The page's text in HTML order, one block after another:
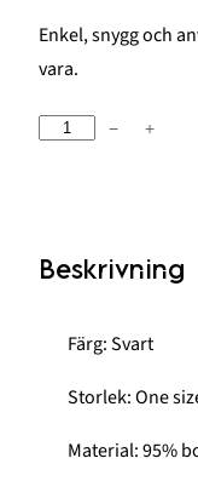
Enkel, snygg och
vara.
Sundlings
mängd
− +
Beskrivning
Färg: Svart
Storlek: One
Material: 95%